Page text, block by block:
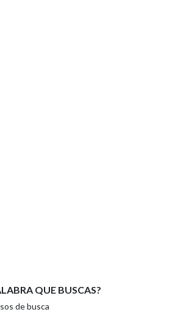
vixente en materia de
Carácter Persoal, a Real Academia
usuarios que faciliten o seu correo
outra información de carácter
serán obxecto de tratamento
confidencial e incorporados aos seus
mesmo, os usuarios poderán exercer o
oposición e cancelación dos
contacto connosco.
condicións da política de
aparece na imaxe:
QUE BUSCAS?
de busca